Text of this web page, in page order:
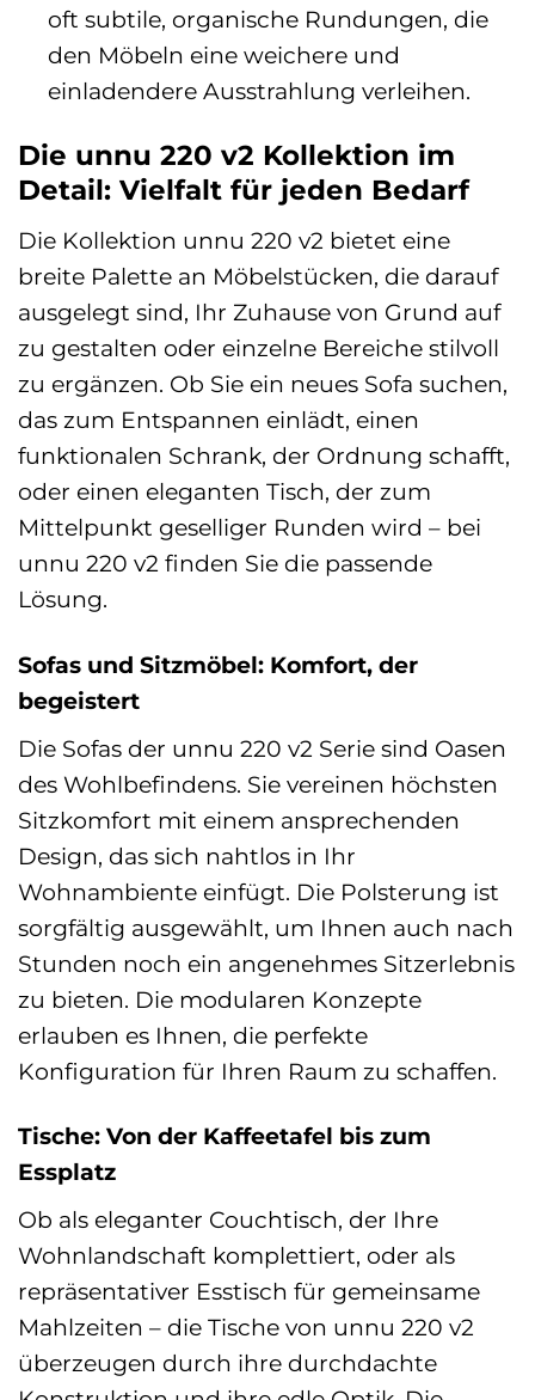
oft subtile, organische Rundungen, die
den Möbeln eine weichere und
einladendere Ausstrahlung verleihen.
Die unnu 220 v2 Kollektion im
Detail: Vielfalt für jeden Bedarf
Die Kollektion unnu 220 v2 bietet eine
breite Palette an Möbelstücken, die darauf
ausgelegt sind, Ihr Zuhause von Grund auf
zu gestalten oder einzelne Bereiche stilvoll
zu ergänzen. Ob Sie ein neues Sofa suchen,
das zum Entspannen einlädt, einen
funktionalen Schrank, der Ordnung schafft,
oder einen eleganten Tisch, der zum
Mittelpunkt geselliger Runden wird – bei
unnu 220 v2 finden Sie die passende
Lösung.
Sofas und Sitzmöbel: Komfort, der
begeistert
Die Sofas der unnu 220 v2 Serie sind Oasen
des Wohlbefindens. Sie vereinen höchsten
Sitzkomfort mit einem ansprechenden
Design, das sich nahtlos in Ihr
Wohnambiente einfügt. Die Polsterung ist
sorgfältig ausgewählt, um Ihnen auch nach
Stunden noch ein angenehmes Sitzerlebnis
zu bieten. Die modularen Konzepte
erlauben es Ihnen, die perfekte
Konfiguration für Ihren Raum zu schaffen.
Tische: Von der Kaffeetafel bis zum
Essplatz
Ob als eleganter Couchtisch, der Ihre
Wohnlandschaft komplettiert, oder als
repräsentativer Esstisch für gemeinsame
Mahlzeiten – die Tische von unnu 220 v2
überzeugen durch ihre durchdachte